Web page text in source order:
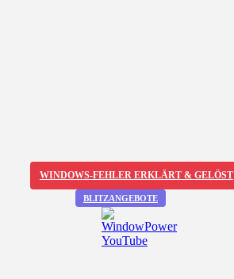
WINDOWS-FEHLER ERKLÄRT & GELÖST
BLITZANGEBOTE